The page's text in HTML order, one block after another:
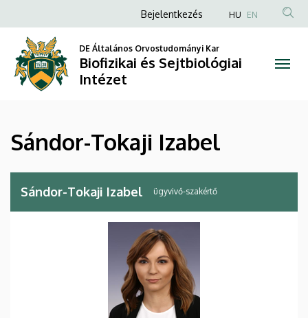
Tokaji
Izabel
Biofizikai
és
Sejtbiológiai
Intézet
a
tartalomra
Anonim
fiók
menüje
Bejelentkezés HU EN
DE Általános Orvostudományi Kar
Biofizikai és Sejtbiológiai
Intézet
Sándor-Tokaji Izabel
Sándor-Tokaji Izabel ügyvivő-szakértő